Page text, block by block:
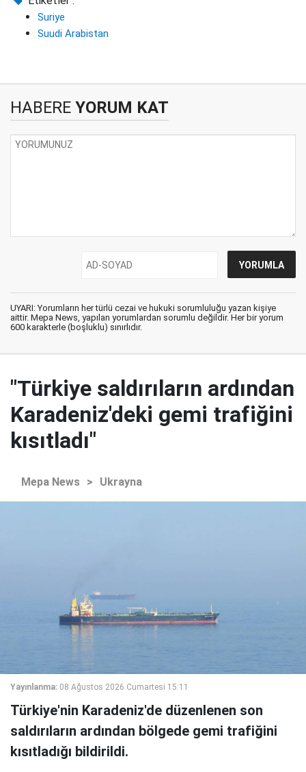
Suriye
Suudi Arabistan
HABERE YORUM KAT
UYARI: Yorumların her türlü cezai ve hukuki sorumluluğu yazan kişiye
aittir. Mepa News, yapılan yorumlardan sorumlu değildir. Her bir yorum
600 karakterle (boşluklu) sınırlıdır.
"Türkiye saldırıların ardından
Karadeniz'deki gemi trafiğini
kısıtladı"
Mepa News > Ukrayna
Yayınlanma: 08 Ağustos 2026 Cumartesi 15:11
Türkiye'nin Karadeniz'de düzenlenen son
saldırıların ardından bölgede gemi trafiğini
kısıtladığı bildirildi.